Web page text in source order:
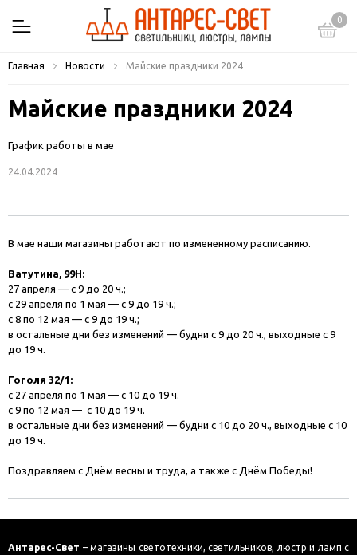
0
Главная Новости Майские праздники 2024
Майские праздники 2024
График работы в мае
24.04.2024
В мае наши магазины работают по измененному расписанию.
Ватутина, 99Н:
27 апреля — с 9 до 20 ч.;
с 29 апреля по 1 мая — с 9 до 19 ч.;
с 8 по 12 мая — с 9 до 19 ч.;
в остальные дни без изменений — будни с 9 до 20 ч., выходные с 9
до 19 ч.
Гоголя 32/1:
с 27 апреля по 1 мая — с 10 до 19 ч.
с 9 по 12 мая — с 10 до 19 ч.
в остальные дни без изменений — будни с 10 до 20 ч., выходные с 10
до 19 ч.
Поздравляем с Днём весны и труда, а также с Днём Победы!
Антарес-Свет – магазины светотехники, светильников, люстр и ламп с